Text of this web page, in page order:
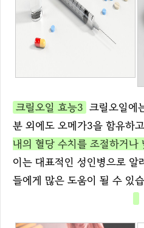
크릴오일 효능3
크릴오일에
분 외에도 오메가3을 함유하
내의 혈당 수치를 조절하거나
이는 대표적인 성인병으로 알
들에게 많은 도움이 될 수 있